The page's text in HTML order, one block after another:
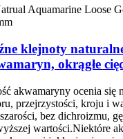
klejnoty
okrągłe
akwamaryny ocenia się
przejrzystości, kroju i
bez dichroizmu,
wartości.Niektóre